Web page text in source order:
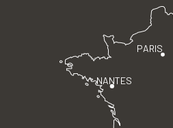
PARIS
NANTES